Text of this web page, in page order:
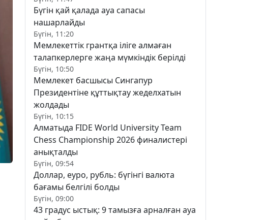
Бүгін қай қалада ауа сапасы
нашарлайды
Бүгін, 11:20
Мемлекеттік грантқа іліге алмаған
талапкерлерге жаңа мүмкіндік берілді
Бүгін, 10:50
Мемлекет басшысы Сингапур
Президентіне құттықтау жеделхатын
жолдады
Бүгін, 10:15
Алматыда FIDE World University Team
Chess Championship 2026 финалистері
анықталды
Бүгін, 09:54
Доллар, еуро, рубль: бүгінгі валюта
бағамы белгілі болды
Бүгін, 09:00
43 градус ыстық: 9 тамызға арналған ауа